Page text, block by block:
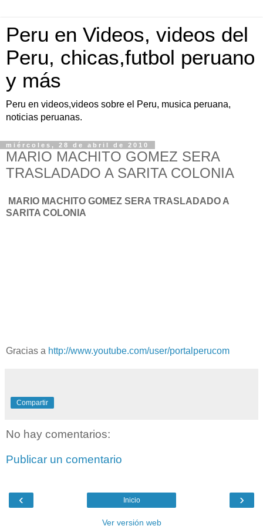
Peru en Videos, videos del
Peru, chicas,futbol peruano
y más
Peru en videos,videos sobre el Peru, musica peruana,
noticias peruanas.
miércoles, 28 de abril de 2010
MARIO MACHITO GOMEZ SERA
TRASLADADO A SARITA COLONIA
MARIO MACHITO GOMEZ SERA TRASLADADO A
SARITA COLONIA
Gracias a http://www.youtube.com/user/portalperucom
Compartir
No hay comentarios:
Publicar un comentario
‹ ›
Inicio
Ver versión web